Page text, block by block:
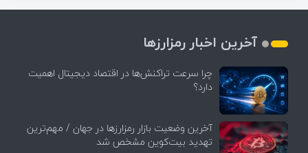
آخرین اخبار رمزارزها
چرا سرعت تراکنش‌ها در اقتصاد دیجیتال اهمیت
دارد؟
آخرین وضعیت بازار رمزارزها در جهان / مهم‌ترین
تهدید بیت‌کوین مشخص شد